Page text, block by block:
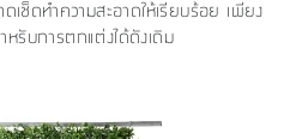
เช็ดทำความสะอาดให้เรียบร้อย เพียง
หรับการตกแต่งได้ดังเดิม